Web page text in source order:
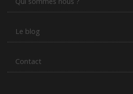
Le blog
Contact